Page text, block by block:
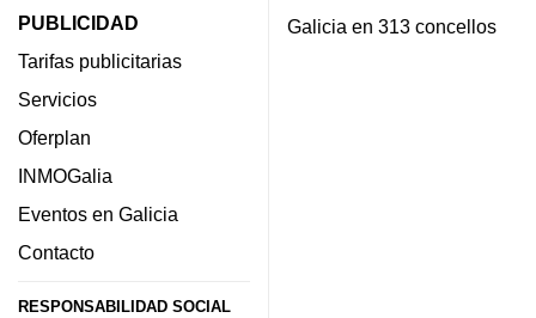
PUBLICIDAD
Tarifas publicitarias
Servicios
Oferplan
INMOGalia
Eventos en Galicia
Contacto
RESPONSABILIDAD SOCIAL
Galicia en 313 concellos